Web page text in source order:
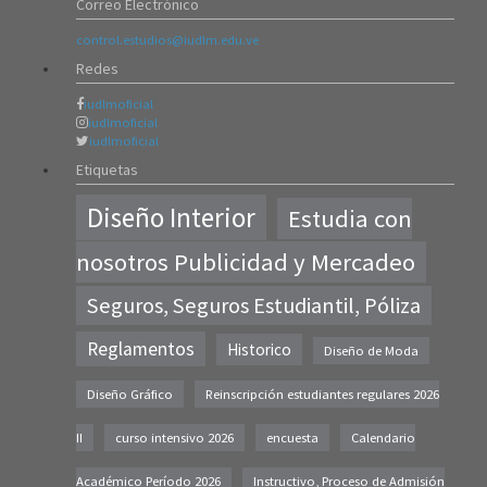
PLATAFORMA VIRTUAL
04/Oct/2023
control.estudios@iudlm.edu.ve
Redes
iudlmoficial
iudlmoficial
iudlmoficial
Etiquetas
Diseño Interior
Estudia con
nosotros Publicidad y Mercadeo
Seguros, Seguros Estudiantil, Póliza
Reglamentos Historico Diseño de Moda
Diseño Gráfico Reinscripción estudiantes regulares 2026
II curso intensivo 2026 encuesta Calendario
Académico Período 2026 Instructivo, Proceso de Admisión